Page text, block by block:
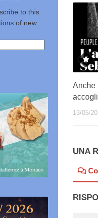
Anche
13/05/
UNA
to this
of new